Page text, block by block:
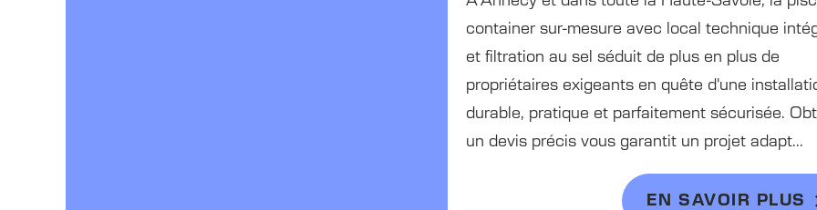
container sur-mesure avec local technique
et filtration au sel séduit de plus en plus de
propriétaires exigeants en quête d'une
durable, pratique et parfaitement sécurisée.
un devis précis vous garantit un projet adapt...
EN SAVOIR PLUS